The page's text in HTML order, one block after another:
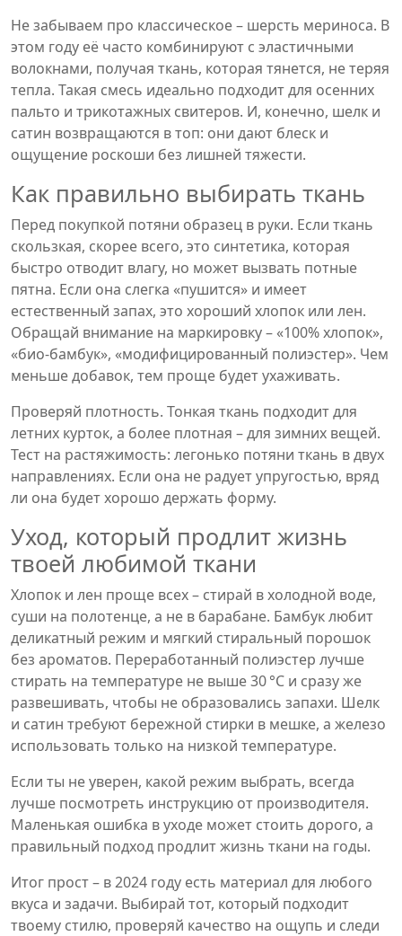
Не забываем про классическое – шерсть мериноса. В
этом году её часто комбинируют с эластичными
волокнами, получая ткань, которая тянется, не теряя
тепла. Такая смесь идеально подходит для осенних
пальто и трикотажных свитеров. И, конечно, шелк и
сатин возвращаются в топ: они дают блеск и
ощущение роскоши без лишней тяжести.
Как правильно выбирать ткань
Перед покупкой потяни образец в руки. Если ткань
скользкая, скорее всего, это синтетика, которая
быстро отводит влагу, но может вызвать потные
пятна. Если она слегка «пушится» и имеет
естественный запах, это хороший хлопок или лен.
Обращай внимание на маркировку – «100% хлопок»,
«био-бамбук», «модифицированный полиэстер». Чем
меньше добавок, тем проще будет ухаживать.
Проверяй плотность. Тонкая ткань подходит для
летних курток, а более плотная – для зимних вещей.
Тест на растяжимость: легонько потяни ткань в двух
направлениях. Если она не радует упругостью, вряд
ли она будет хорошо держать форму.
Уход, который продлит жизнь
твоей любимой ткани
Хлопок и лен проще всех – стирай в холодной воде,
суши на полотенце, а не в барабане. Бамбук любит
деликатный режим и мягкий стиральный порошок
без ароматов. Переработанный полиэстер лучше
стирать на температуре не выше 30 °C и сразу же
развешивать, чтобы не образовались запахи. Шелк
и сатин требуют бережной стирки в мешке, а железо
использовать только на низкой температуре.
Если ты не уверен, какой режим выбрать, всегда
лучше посмотреть инструкцию от производителя.
Маленькая ошибка в уходе может стоить дорого, а
правильный подход продлит жизнь ткани на годы.
Итог прост – в 2024 году есть материал для любого
вкуса и задачи. Выбирай тот, который подходит
твоему стилю, проверяй качество на ощупь и следи